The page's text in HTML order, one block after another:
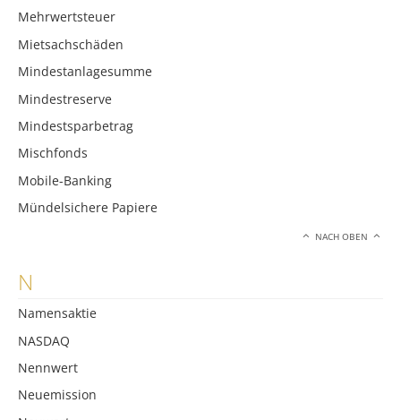
Mehrwertsteuer
Mietsachschäden
Mindestanlagesumme
Mindestreserve
Mindestsparbetrag
Mischfonds
Mobile-Banking
Mündelsichere Papiere
NACH OBEN
N
Namensaktie
NASDAQ
Nennwert
Neuemission